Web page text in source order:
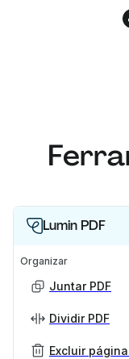
Lumin PDF
Organizar
Juntar PDF
Dividir PDF
Excluir página